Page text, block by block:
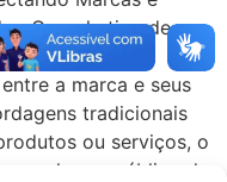
O marketing de
visa criar uma
a marca e seus
tradicionais
ou serviços, o
envolver o público de